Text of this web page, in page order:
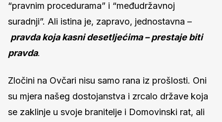
“pravnim procedurama” i “međudržavnoj
suradnji”. Ali istina je, zapravo, jednostavna –
pravda koja kasni desetljećima – prestaje biti
pravda.
Zločini na Ovčari nisu samo rana iz prošlosti. Oni
su mjera našeg dostojanstva i zrcalo države koja
se zaklinje u svoje branitelje i Domovinski rat, ali